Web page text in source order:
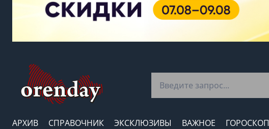
АРХИВ СПРАВОЧНИК ЭКСКЛЮЗИВЫ ВАЖНОЕ ГОРОСКОП